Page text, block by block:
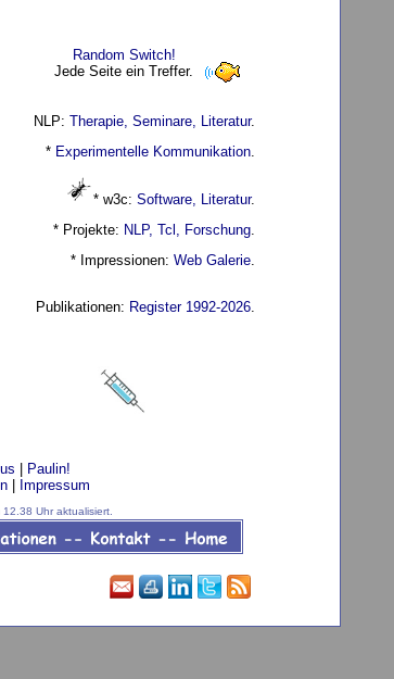
Random Switch!
Jede Seite ein Treffer.
NLP: Therapie, Seminare, Literatur.
* Experimentelle Kommunikation.
* w3c: Software, Literatur.
* Projekte: NLP, Tcl, Forschung.
* Impressionen: Web Galerie.
Publikationen: Register 1992-2026.
Paulin!
Impressum
Uhr aktualisiert.